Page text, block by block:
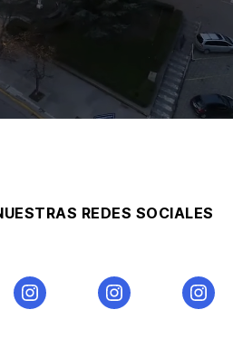
REDES SOCIALES
InstagramInstagram